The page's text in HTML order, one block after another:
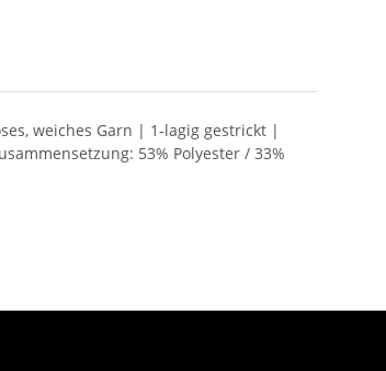
weiches Garn | 1-lagig gestrickt |
53% Polyester / 33%